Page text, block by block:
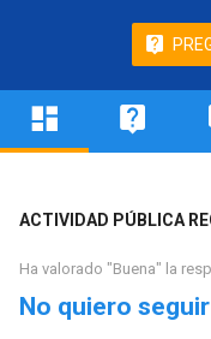
ACTIVIDAD PÚBLICA
Ha valorado "Buena" la
No quiero